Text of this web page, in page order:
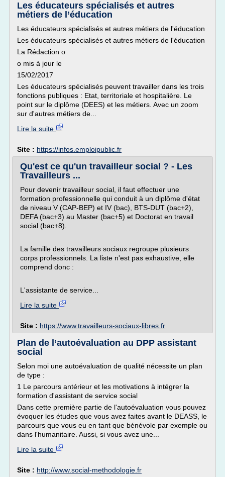
Les éducateurs spécialisés et autres
métiers de l’éducation
Les éducateurs spécialisés et autres métiers de l'éducation
Les éducateurs spécialisés et autres métiers de l'éducation
La Rédaction o
o mis à jour le
15/02/2017
Les éducateurs spécialisés peuvent travailler dans les trois
fonctions publiques : Etat, territoriale et hospitalière. Le
point sur le diplôme (DEES) et les métiers. Avec un zoom
sur d'autres métiers de...
Lire la suite
Site : https://infos.emploipublic.fr
Qu'est ce qu'un travailleur social ? - Les
Travailleurs ...
Pour devenir travailleur social, il faut effectuer une
formation professionnelle qui conduit à un diplôme d'état
de niveau V (CAP-BEP) et IV (bac), BTS-DUT (bac+2),
DEFA (bac+3) au Master (bac+5) et Doctorat en travail
social (bac+8).
La famille des travailleurs sociaux regroupe plusieurs
corps professionnels. La liste n'est pas exhaustive, elle
comprend donc :
L'assistante de service...
Lire la suite
Site : https://www.travailleurs-sociaux-libres.fr
Plan de l’autoévaluation au DPP assistant
social
Selon moi une autoévaluation de qualité nécessite un plan
de type :
1 Le parcours antérieur et les motivations à intégrer la
formation d'assistant de service social
Dans cette première partie de l'autoévaluation vous pouvez
évoquer les études que vous avez faites avant le DEASS, le
parcours que vous eu en tant que bénévole par exemple ou
dans l'humanitaire. Aussi, si vous avez une...
Lire la suite
Site : http://www.social-methodologie.fr